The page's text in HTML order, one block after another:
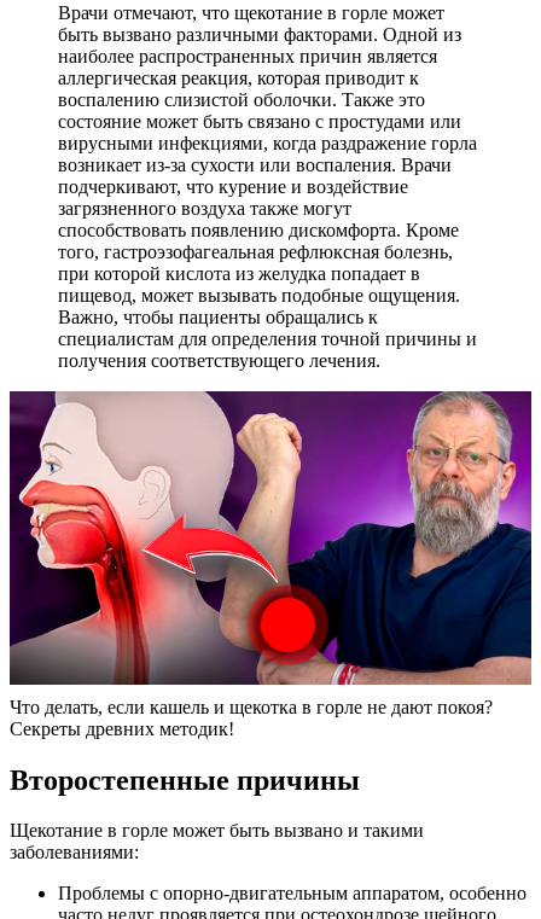
Врачи отмечают, что щекотание в горле может
быть вызвано различными факторами. Одной из
наиболее распространенных причин является
аллергическая реакция, которая приводит к
воспалению слизистой оболочки. Также это
состояние может быть связано с простудами или
вирусными инфекциями, когда раздражение горла
возникает из-за сухости или воспаления. Врачи
подчеркивают, что курение и воздействие
загрязненного воздуха также могут
способствовать появлению дискомфорта. Кроме
того, гастроэзофагеальная рефлюксная болезнь,
при которой кислота из желудка попадает в
пищевод, может вызывать подобные ощущения.
Важно, чтобы пациенты обращались к
специалистам для определения точной причины и
получения соответствующего лечения.
Что делать, если кашель и щекотка в горле не дают покоя?
Секреты древних методик!
Второстепенные причины
Щекотание в горле может быть вызвано и такими
заболеваниями:
Проблемы с опорно-двигательным аппаратом, особенно